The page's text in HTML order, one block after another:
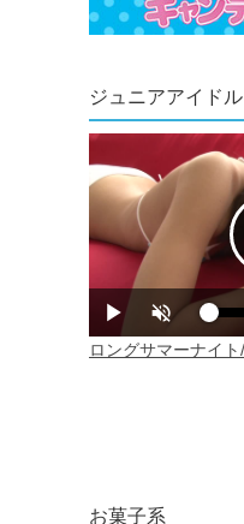
ジュニアアイドル
お菓子系